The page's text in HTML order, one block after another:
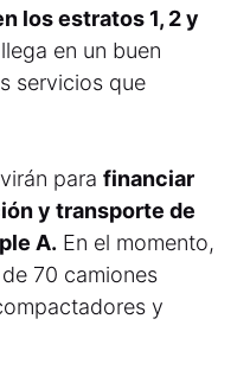
los estratos 1, 2 y
en un buen
servicios que
para financiar
y transporte de
A. En el momento,
70 camiones
y